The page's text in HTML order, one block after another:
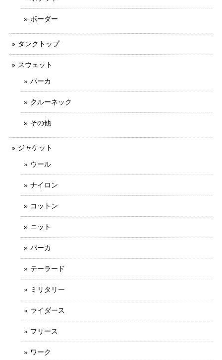
ボーダー
タンクトップ
スウェット
パーカ
クルーネック
その他
ジャケット
ウール
ナイロン
コットン
ニット
パーカ
テーラード
ミリタリー
ライダース
フリース
ワーク